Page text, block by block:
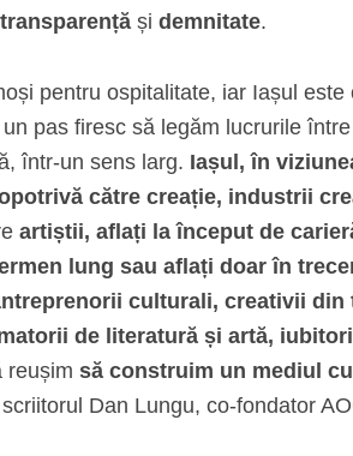
transparență și demnitate.
pentru ospitalitate, iar Iașul
pas firesc să legăm lucrurile
într-un sens larg. Iașul, în
către creație, industrii
artiștii, aflați la început de
lung sau aflați doar în
culturali, creativii
de literatură și artă,
reușim să construim un mediul
Dan Lungu, co-fondator